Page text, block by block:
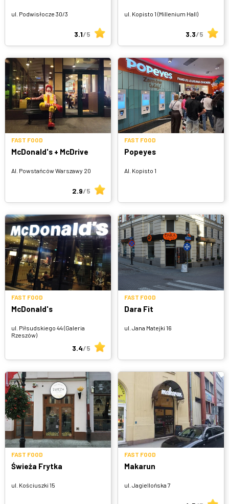
ul. Podwisłocze 30/3
3.1/5
ul. Kopisto 1 (Millenium Hall)
3.3/5
FAST FOOD
McDonald's + McDrive
Al. Powstańców Warszawy 20
2.9/5
FAST FOOD
Popeyes
Al. Kopisto 1
FAST FOOD
McDonald's
ul. Piłsudskiego 44 (Galeria
Rzeszów)
3.4/5
FAST FOOD
Dara Fit
ul. Jana Matejki 16
FAST FOOD
Świeża Frytka
ul. Kościuszki 15
FAST FOOD
Makarun
ul. Jagiellońska 7